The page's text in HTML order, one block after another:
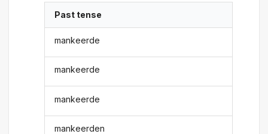
Past tense
mankeerde
mankeerde
mankeerde
mankeerden